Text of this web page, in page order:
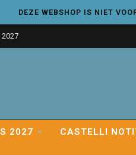
DEZE WEBSHOP IS NIET
2027
2027 CASTELLI